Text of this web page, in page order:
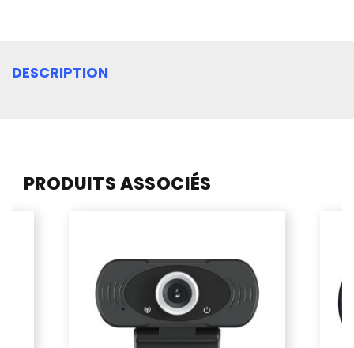
DESCRIPTION
PRODUITS ASSOCIÉS